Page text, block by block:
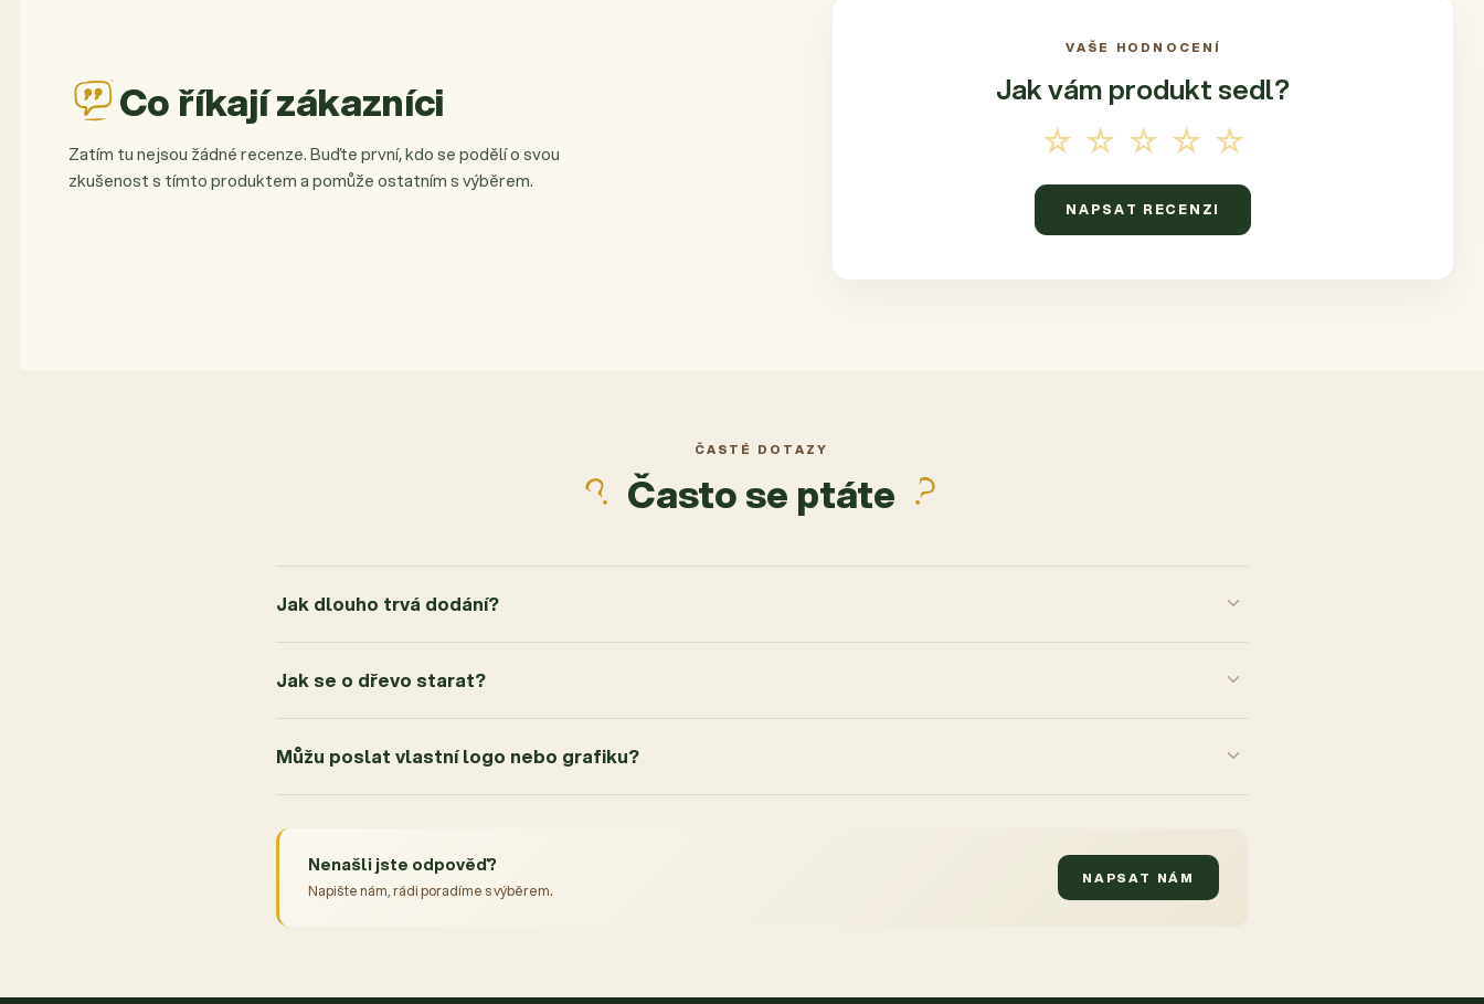
Co říkají zákazníci
Zatím tu nejsou žádné recenze. Buďte první, kdo se podělí o svou
zkušenost s tímto produktem a pomůže ostatním s výběrem.
VAŠE HODNOCENÍ
Jak vám produktsedl?
☆☆☆☆☆
NAPSAT RECENZI
ČASTÉ DOTAZY
Často se ptáte
Jak dlouho trvá dodání?
Jak se o dřevo starat?
Můžu poslat vlastní logo nebo grafiku?
Nenašli jste odpověď?
Napište nám, rádi poradíme s výběrem.
NAPSAT NÁM